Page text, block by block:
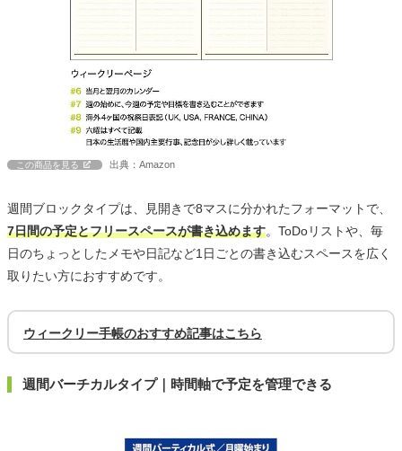
この商品を見る 出典：Amazon
週間ブロックタイプは、見開きで8マスに分かれたフォーマットで、
7日間の予定とフリースペースが書き込めます。ToDoリストや、毎
日のちょっとしたメモや日記など1日ごとの書き込むスペースを広く
取りたい方におすすめです。
ウィークリー手帳のおすすめ記事はこちら
週間バーチカルタイプ｜時間軸で予定を管理できる